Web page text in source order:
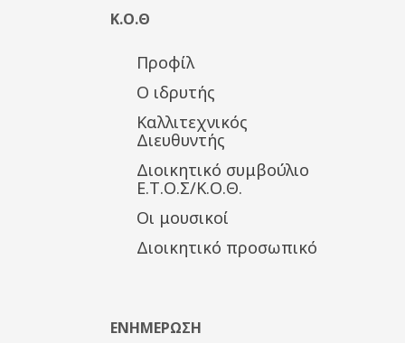
Κ.Ο.Θ
Προφίλ
Ο ιδρυτής
Καλλιτεχνικός
Διευθυντής
Διοικητικό συμβούλιο
Ε.Τ.Ο.Σ/Κ.Ο.Θ.
Οι μουσικοί
Διοικητικό προσωπικό
ΕΝΗΜΕΡΩΣΗ